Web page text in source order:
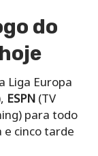
do
Liga Europa
ESPN (TV
para todo
e cinco tarde